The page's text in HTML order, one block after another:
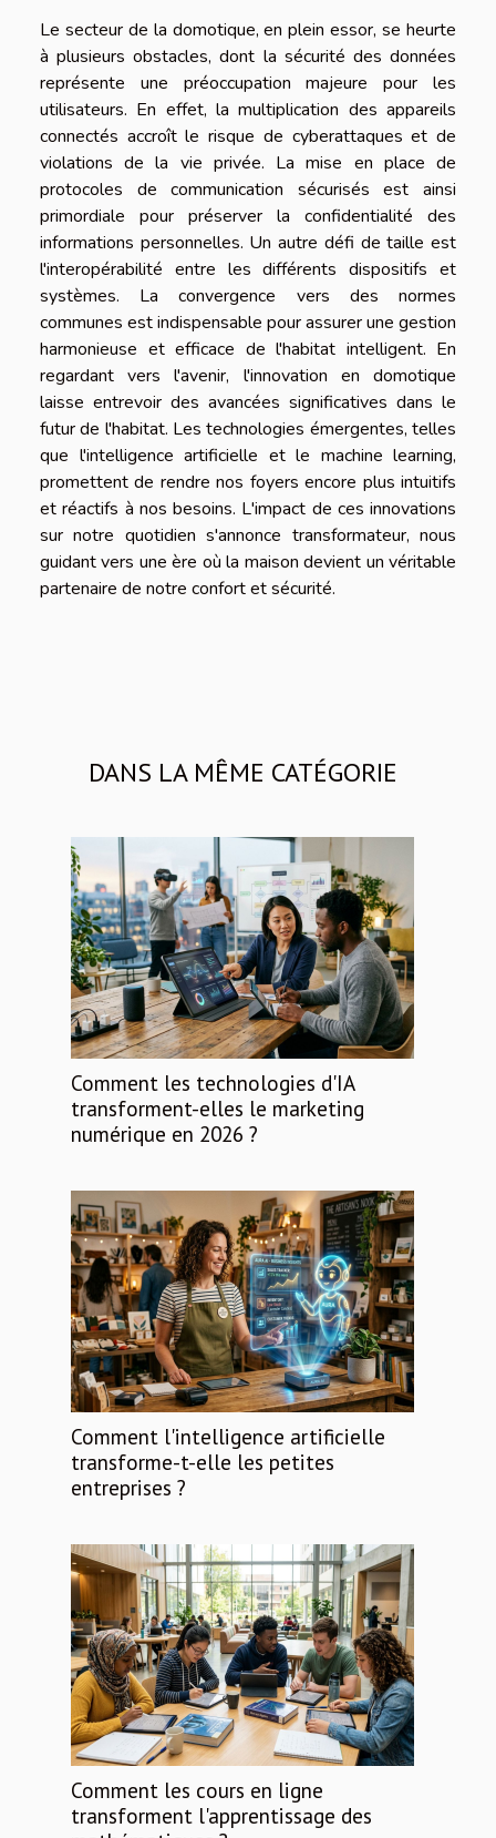
Le secteur de la domotique, en plein essor, se heurte
à plusieurs obstacles, dont la sécurité des données
représente une préoccupation majeure pour les
utilisateurs. En effet, la multiplication des appareils
connectés accroît le risque de cyberattaques et de
violations de la vie privée. La mise en place de
protocoles de communication sécurisés est ainsi
primordiale pour préserver la confidentialité des
informations personnelles. Un autre défi de taille est
l'interopérabilité entre les différents dispositifs et
systèmes. La convergence vers des normes
communes est indispensable pour assurer une gestion
harmonieuse et efficace de l'habitat intelligent. En
regardant vers l'avenir, l'innovation en domotique
laisse entrevoir des avancées significatives dans le
futur de l'habitat. Les technologies émergentes, telles
que l'intelligence artificielle et le machine learning,
promettent de rendre nos foyers encore plus intuitifs
et réactifs à nos besoins. L'impact de ces innovations
sur notre quotidien s'annonce transformateur, nous
guidant vers une ère où la maison devient un véritable
partenaire de notre confort et sécurité.
DANS LA MÊME CATÉGORIE
Comment les technologies d'IA
transforment-elles le marketing
numérique en 2026 ?
Comment l'intelligence artificielle
transforme-t-elle les petites
entreprises ?
Comment les cours en ligne
transforment l'apprentissage des